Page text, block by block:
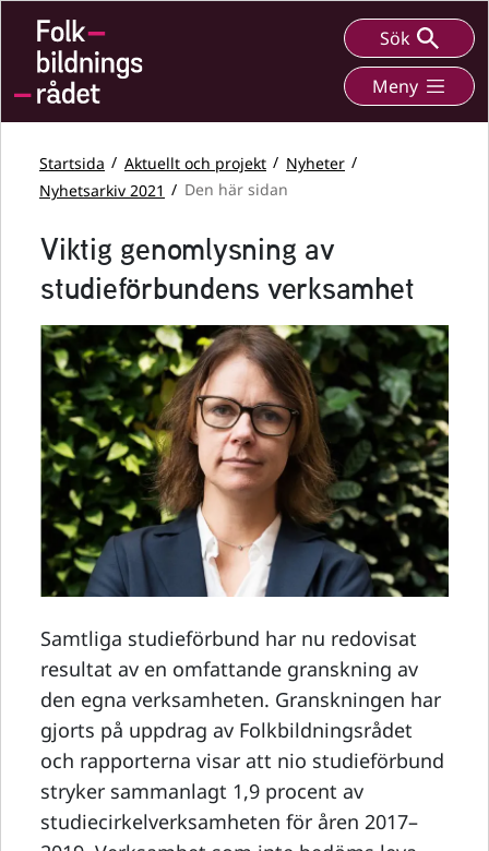
Sök
Meny
Startsida Aktuellt och projekt
Nyheter
Nyhetsarkiv 2021
Den här sidan
Viktig genomlysning av
studieförbundens verksamhet
Samtliga studieförbund har nu redovisat
resultat av en omfattande granskning av
den egna verksamheten. Granskningen har
gjorts på uppdrag av Folkbildningsrådet
och rapporterna visar att nio studieförbund
stryker sammanlagt 1,9 procent av
studiecirkelverksamheten för åren 2017–